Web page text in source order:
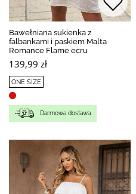
Bawełniana sukienka z
falbankami i paskiem Malta
Romance Flame ecru
139,99 zł
ONE SIZE
Darmowa dostawa